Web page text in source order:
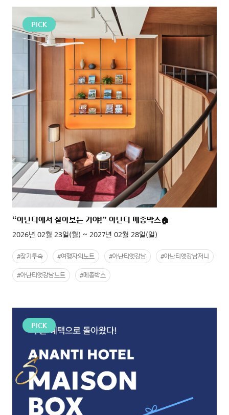
PICK
“아난티에서 살아보는 거야!” 아난티 메종박스🏠
2026년 02월 23일(월) ~ 2027년 02월 28일(일)
#장기투숙 #여행자의노트 #아난티앳강남 #아난티앳강남저니
#아난티앳강남노트 #메종박스
PICK